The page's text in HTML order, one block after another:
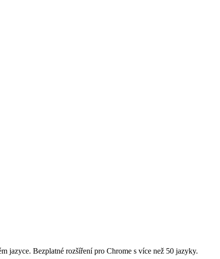
jazyce. Bezplatné rozšíření pro Chrome s více než 50 jazyky.